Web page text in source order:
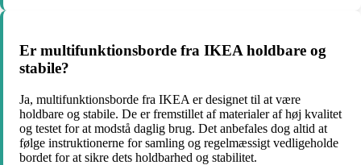
Er multifunktionsborde fra IKEA holdbare og
stabile?
Ja, multifunktionsborde fra IKEA er designet til at være
holdbare og stabile. De er fremstillet af materialer af høj kvalitet
og testet for at modstå daglig brug. Det anbefales dog altid at
følge instruktionerne for samling og regelmæssigt vedligeholde
bordet for at sikre dets holdbarhed og stabilitet.